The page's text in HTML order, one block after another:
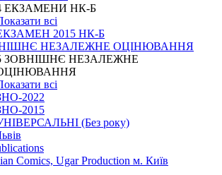
ЕКЗАМЕНИ НК-Б
всі
2015 НК-Б
НЕЗАЛЕЖНЕ ОЦІНЮВАННЯ
ЗОВНІШНЄ НЕЗАЛЕЖНЕ
всі
2022
2015
(Без року)
Comics, Ugar Production м. Київ